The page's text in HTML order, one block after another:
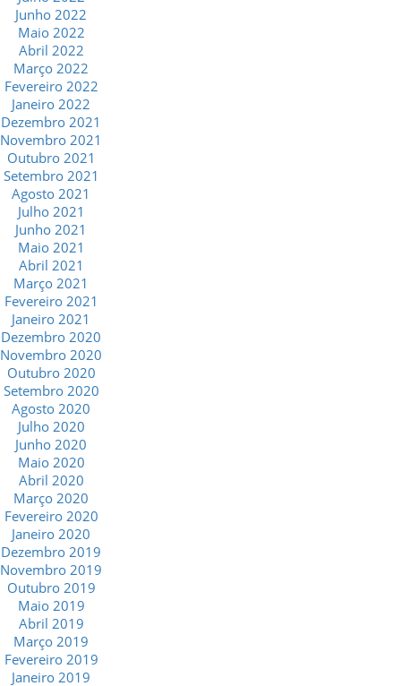
Junho 2022
Maio 2022
Abril 2022
Março 2022
Fevereiro 2022
Janeiro 2022
Dezembro 2021
Novembro 2021
Outubro 2021
Setembro 2021
Agosto 2021
Julho 2021
Junho 2021
Maio 2021
Abril 2021
Março 2021
Fevereiro 2021
Janeiro 2021
Dezembro 2020
Novembro 2020
Outubro 2020
Setembro 2020
Agosto 2020
Julho 2020
Junho 2020
Maio 2020
Abril 2020
Março 2020
Fevereiro 2020
Janeiro 2020
Dezembro 2019
Novembro 2019
Outubro 2019
Maio 2019
Abril 2019
Março 2019
Fevereiro 2019
Janeiro 2019